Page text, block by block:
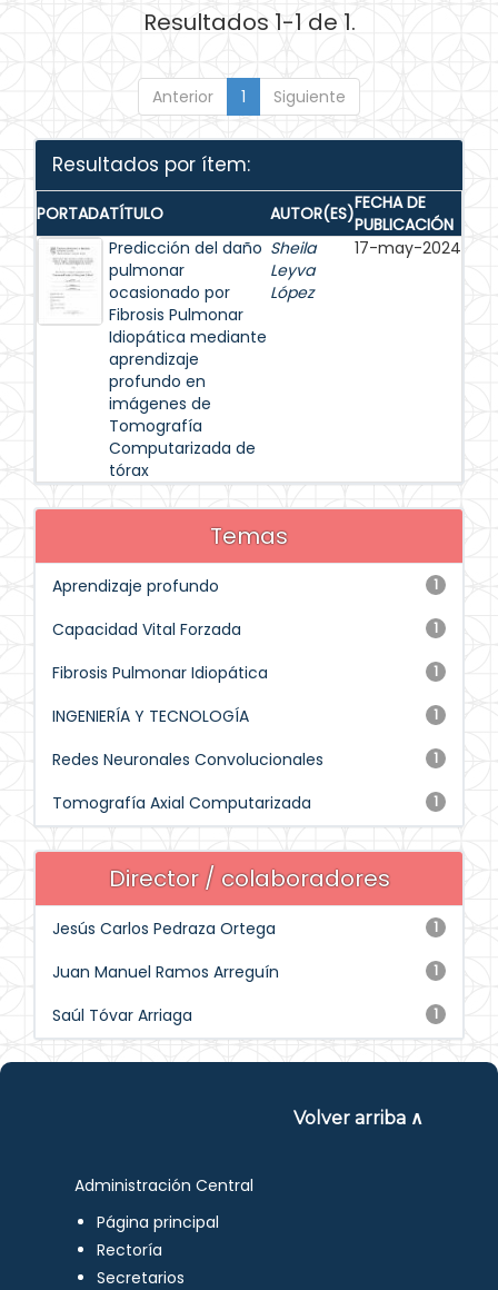
Resultados 1-1 de 1.
Anterior 1 Siguiente
Resultados por ítem:
PORTADATÍTULO AUTOR(ES)FECHA DE
PUBLICACIÓN
Predicción del daño
pulmonar
ocasionado por
Fibrosis Pulmonar
Idiopática mediante
aprendizaje
profundo en
imágenes de
Tomografía
Computarizada de
tórax
Sheila
Leyva
López
17-may-2024
Temas
1
Aprendizaje profundo
1
Capacidad Vital Forzada
1
Fibrosis Pulmonar Idiopática
1
INGENIERÍA Y TECNOLOGÍA
1
Redes Neuronales Convolucionales
1
Tomografía Axial Computarizada
Director / colaboradores
1
Jesús Carlos Pedraza Ortega
1
Juan Manuel Ramos Arreguín
1
Saúl Tóvar Arriaga
Volver arriba ∧
Administración Central
Página principal
Rectoría
Secretarios